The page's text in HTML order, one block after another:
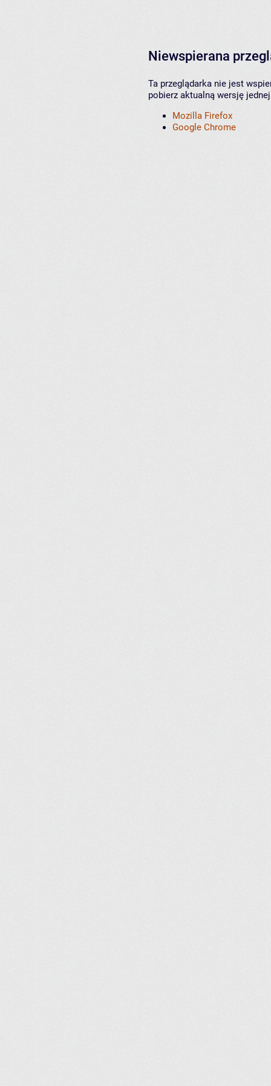
Niewspierana
Ta przeglądarka nie jest
pobierz aktualną wersję
Mozilla Firefox
Google Chrome